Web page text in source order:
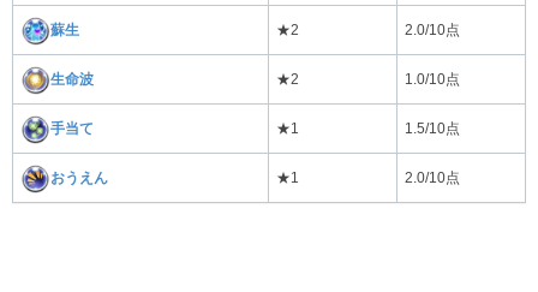
蘇生 ★2 2.0/10点
生命波 ★2 1.0/10点
手当て ★1 1.5/10点
おうえん ★1 2.0/10点